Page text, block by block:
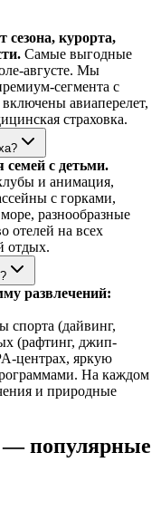
сезона, курорта,
Самые выгодные
августе. Мы
сегмента с
авиаперелет,
страховка.
семей с детьми.
и анимация,
с горками,
разнообразные
отелей на всех
отдых.
развлечений:
спорта (дайвинг,
(рафтинг, джип-
центрах, яркую
На каждом
и природные
— популярные